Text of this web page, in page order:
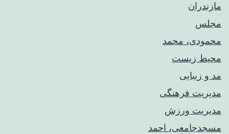
مازندران
مجلس
محمودی، محمد
محیط زیست
مد و زیبایی
مدیریت فرهنگی
مدیریت ورزش
مسجدجامعی، احمد